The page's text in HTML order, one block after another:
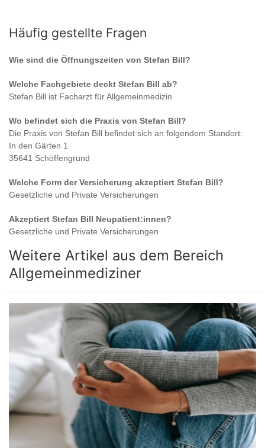
Häufig gestellte Fragen
Wie sind die Öffnungszeiten von Stefan Bill?
Welche Fachgebiete deckt Stefan Bill ab?
Stefan Bill ist Facharzt für Allgemeinmedizin
Wo befindet sich die Praxis von Stefan Bill?
Die Praxis von Stefan Bill befindet sich an folgendem Standort:
In den Gärten 1
35641 Schöffengrund
Welche Form der Versicherung akzeptiert Stefan Bill?
Gesetzliche und Private Versicherungen
Akzeptiert Stefan Bill Neupatient:innen?
Gesetzliche und Private Versicherungen
Weitere Artikel aus dem Bereich
Allgemeinmediziner